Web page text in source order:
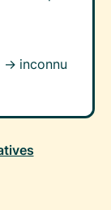
→ inconnu